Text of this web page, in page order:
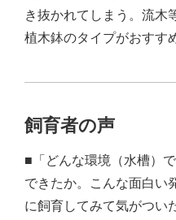
き抜かれてしまう。流木
植木鉢のタイプがおすす
飼育者の声
■「どんな環境（水槽）
できたか。こんな面白い
に飼育してみて気がつい